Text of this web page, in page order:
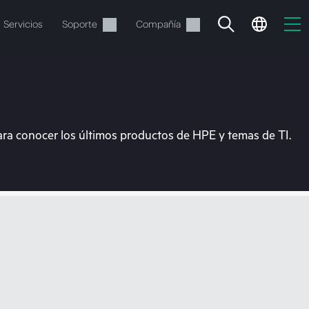
Servicios Soporte Compañía
conocer los últimos productos de HPE y temas de TI.